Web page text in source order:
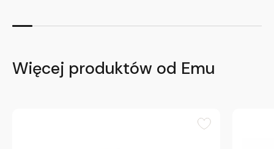
Więcej produktów od Emu